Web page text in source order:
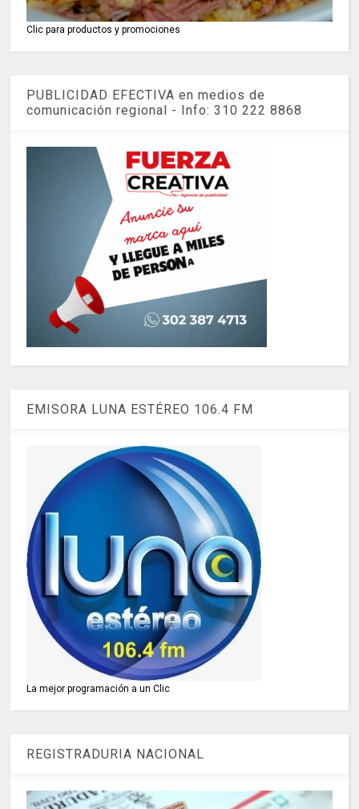
Clic para productos y promociones
PUBLICIDAD EFECTIVA en medios de
comunicación regional - Info: 310 222 8868
EMISORA LUNA ESTÉREO 106.4 FM
La mejor programación a un Clic
REGISTRADURIA NACIONAL